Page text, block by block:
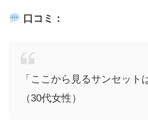
口コミ：
「ここから見るサンセット
（30代女性）